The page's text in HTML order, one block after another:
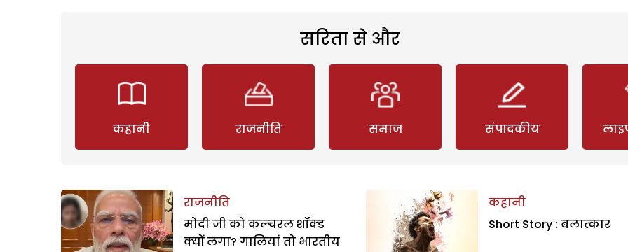
सरिता से और
कहानी राजनीति समाज संपादकीय
राजनीति
मोदी जी को कल्चरल शॉक्ड
क्यों लगा? गालियां तो भारतीय
कहानी
Short Story : बलात्कार